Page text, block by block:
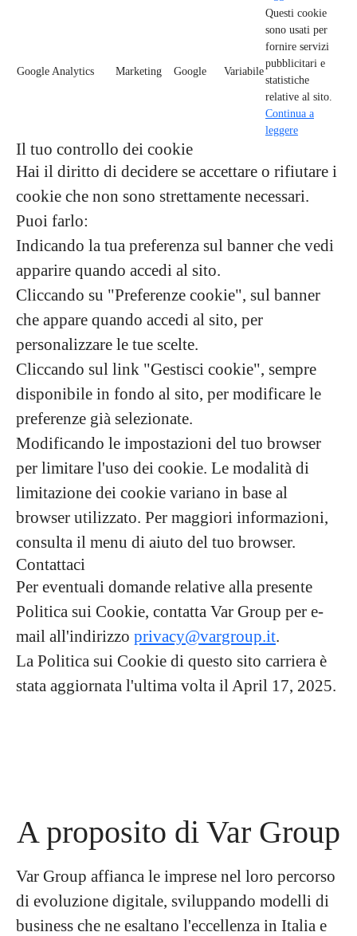
Google Analytics Marketing Google Variabile
Questi cookie
sono usati per
fornire servizi
pubblicitari e
statistiche
relative al sito.
Continua a
leggere
Il tuo controllo dei cookie
Hai il diritto di decidere se accettare o rifiutare i
cookie che non sono strettamente necessari.
Puoi farlo:
Indicando la tua preferenza sul banner che vedi
apparire quando accedi al sito.
Cliccando su "Preferenze cookie", sul banner
che appare quando accedi al sito, per
personalizzare le tue scelte.
Cliccando sul link "Gestisci cookie", sempre
disponibile in fondo al sito, per modificare le
preferenze già selezionate.
Modificando le impostazioni del tuo browser
per limitare l'uso dei cookie. Le modalità di
limitazione dei cookie variano in base al
browser utilizzato. Per maggiori informazioni,
consulta il menu di aiuto del tuo browser.
Contattaci
Per eventuali domande relative alla presente
Politica sui Cookie, contatta Var Group per e-
mail all'indirizzo privacy@vargroup.it.
La Politica sui Cookie di questo sito carriera è
stata aggiornata l'ultima volta il April 17, 2025.
A proposito di Var Group
Var Group affianca le imprese nel loro percorso
di evoluzione digitale, sviluppando modelli di
business che ne esaltano l'eccellenza in Italia e